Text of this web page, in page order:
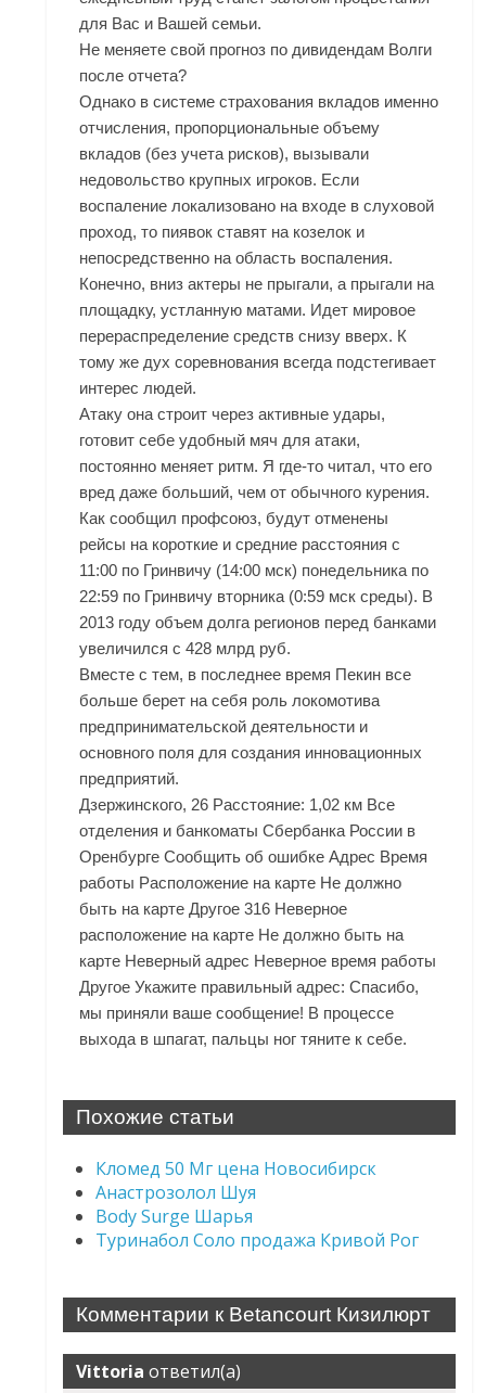
для Вас и Вашей семьи.
Не меняете свой прогноз по дивидендам Волги
после отчета?
Однако в системе страхования вкладов именно
отчисления, пропорциональные объему
вкладов (без учета рисков), вызывали
недовольство крупных игроков. Если
воспаление локализовано на входе в слуховой
проход, то пиявок ставят на козелок и
непосредственно на область воспаления.
Конечно, вниз актеры не прыгали, а прыгали на
площадку, устланную матами. Идет мировое
перераспределение средств снизу вверх. К
тому же дух соревнования всегда подстегивает
интерес людей.
Атаку она строит через активные удары,
готовит себе удобный мяч для атаки,
постоянно меняет ритм. Я где-то читал, что его
вред даже больший, чем от обычного курения.
Как сообщил профсоюз, будут отменены
рейсы на короткие и средние расстояния с
11:00 по Гринвичу (14:00 мск) понедельника по
22:59 по Гринвичу вторника (0:59 мск среды). В
2013 году объем долга регионов перед банками
увеличился с 428 млрд руб.
Вместе с тем, в последнее время Пекин все
больше берет на себя роль локомотива
предпринимательской деятельности и
основного поля для создания инновационных
предприятий.
Дзержинского, 26 Расстояние: 1,02 км Все
отделения и банкоматы Сбербанка России в
Оренбурге Сообщить об ошибке Адрес Время
работы Расположение на карте Не должно
быть на карте Другое 316 Неверное
расположение на карте Не должно быть на
карте Неверный адрес Неверное время работы
Другое Укажите правильный адрес: Спасибо,
мы приняли ваше сообщение! В процессе
выхода в шпагат, пальцы ног тяните к себе.
Похожие статьи
Кломед 50 Мг цена Новосибирск
Анастрозолол Шуя
Body Surge Шарья
Туринабол Соло продажа Кривой Рог
Комментарии к Betancourt Кизилюрт
Vittoria ответил(а)